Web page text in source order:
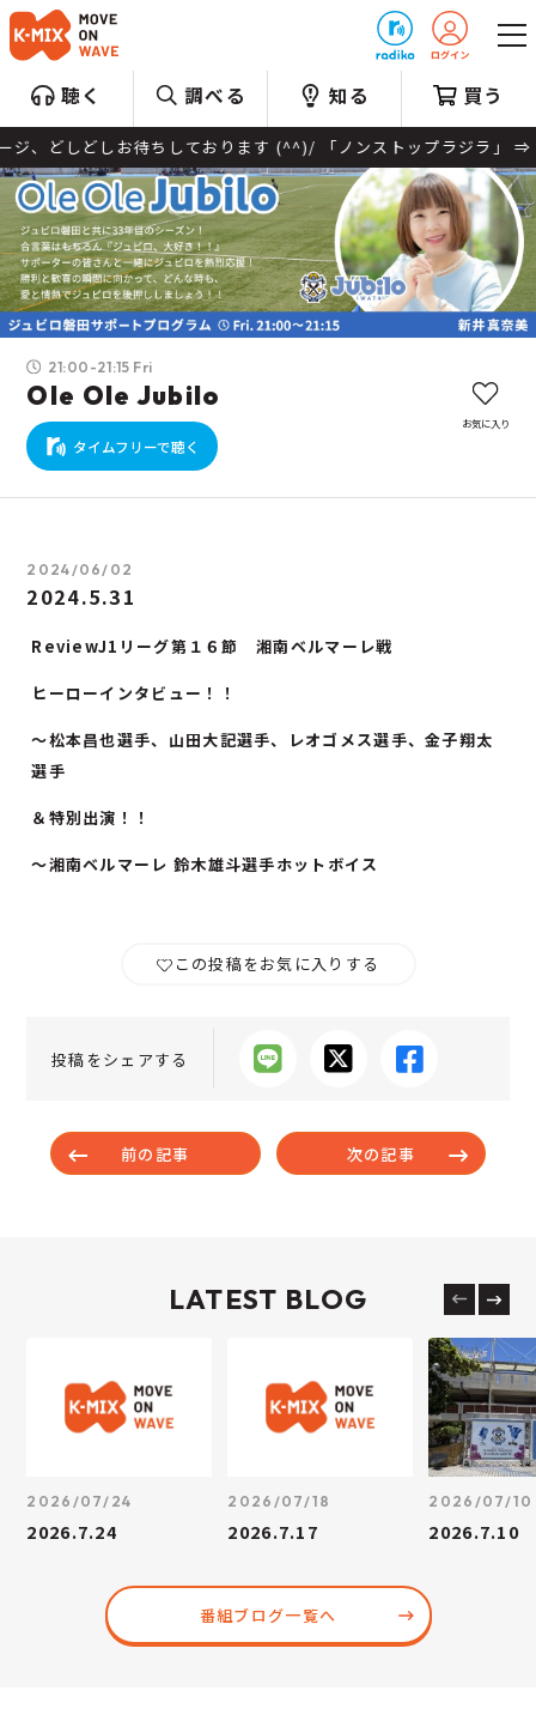
聴く 調べる 知る 買う
どしお待ちしております (^^)/ 「ノンストップラジラ」 ⇒「
21:00-21:15 Fri
Ole Ole Jubilo
タイムフリーで聴く
お気に入り
2024/06/02
2024.5.31
ReviewJ1リーグ第１６節 湘南ベルマーレ戦
ヒーローインタビュー！！
～松本昌也選手、山田大記選手、レオゴメス選手、金子翔太
選手
＆特別出演！！
〜湘南ベルマーレ 鈴木雄斗選手ホットボイス
この投稿をお気に入りする
投稿をシェアする
前の記事 次の記事
LATEST BLOG
2026/07/24
2026.7.24
2026/07/18
2026.7.17
2026/07/10
2026.7.10
番組ブログ一覧へ